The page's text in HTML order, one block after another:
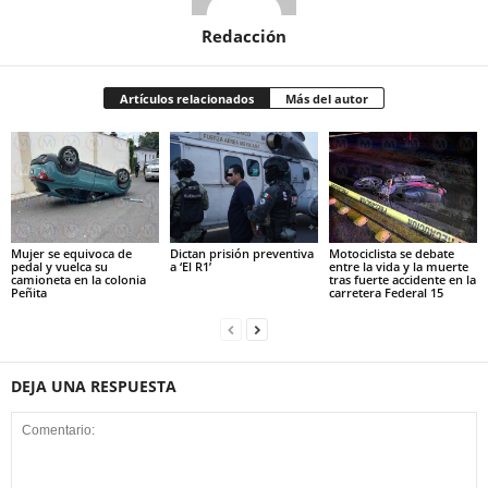
Redacción
Artículos relacionados Más del autor
Mujer se equivoca de
pedal y vuelca su
camioneta en la colonia
Peñita
Dictan prisión preventiva
a ‘El R1’
Motociclista se debate
entre la vida y la muerte
tras fuerte accidente en la
carretera Federal 15
DEJA UNA RESPUESTA